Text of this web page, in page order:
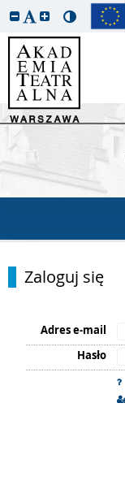
Zaloguj się
Adres e-mail
Hasło